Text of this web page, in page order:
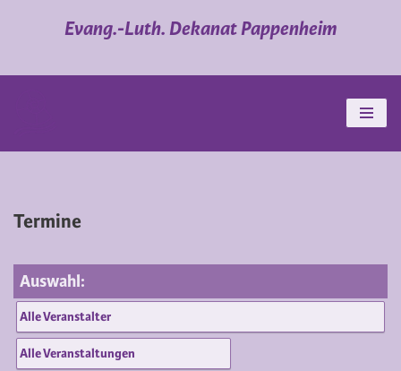
Evang.-Luth. Dekanat Pappenheim
Termine
Auswahl: